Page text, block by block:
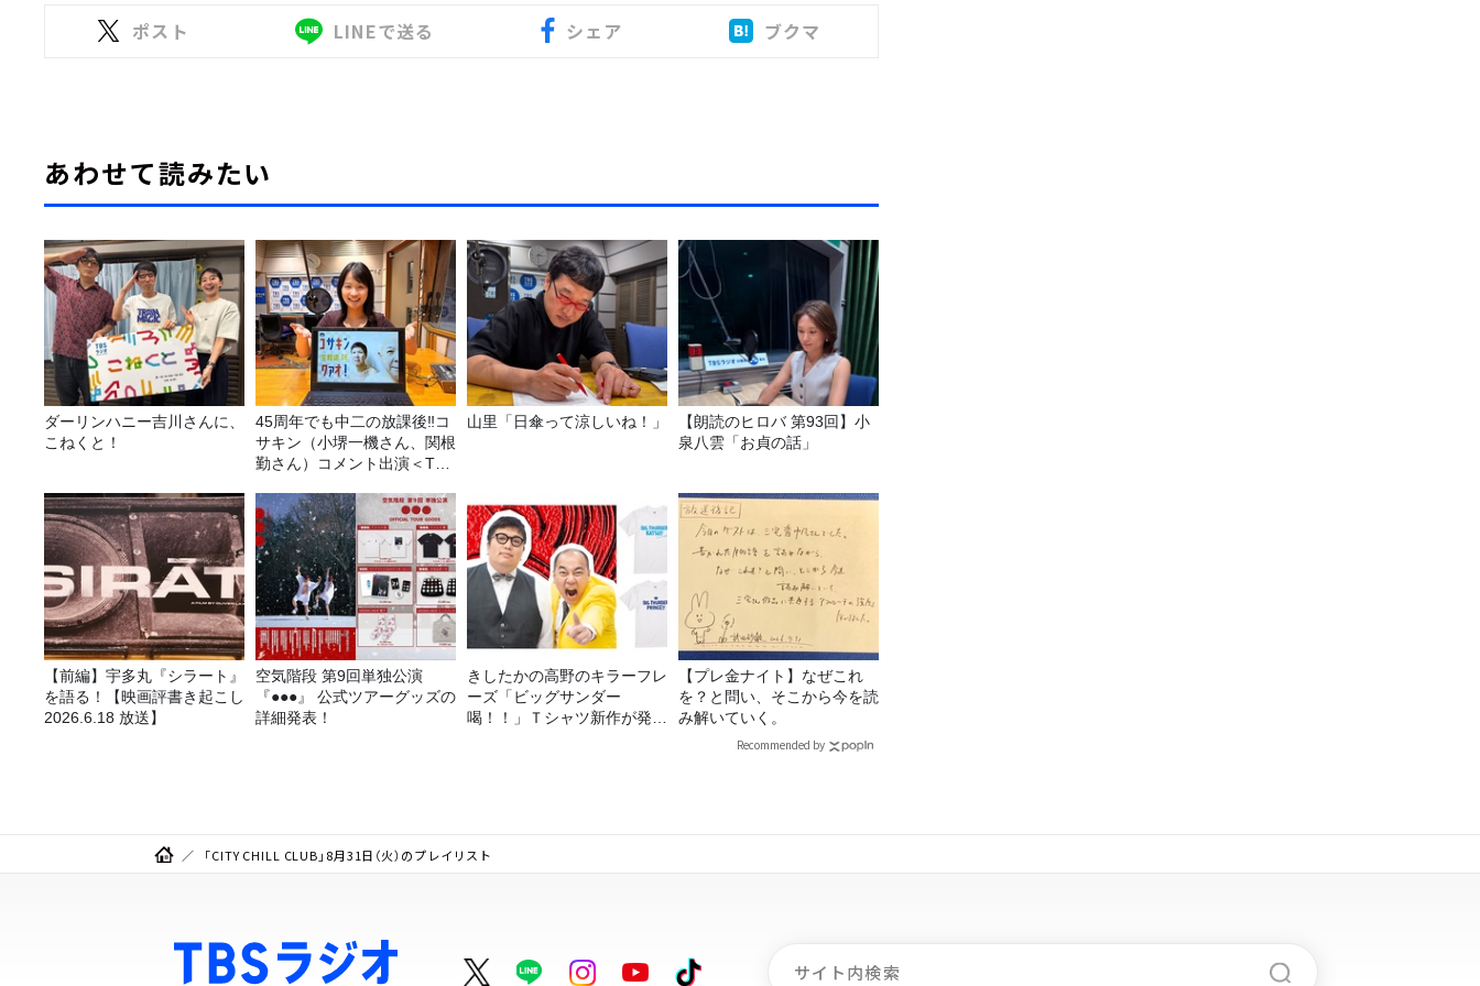
ポスト LINEで送る シェア ブクマ
あわせて読みたい
ダーリンハニー吉川さんに、
こねくと！
45周年でも中二の放課後‼コ
サキン（小堺一機さん、関根
勤さん）コメント出演＜TBS
告＞
山里「日傘って涼しいね！」
【朗読のヒロバ 第93回】小
泉八雲「お貞の話」
【前編】宇多丸『シラート』
を語る！【映画評書き起こし
2026.6.18 放送】
空気階段 第9回単独公演
『●●●』 公式ツアーグッズの
詳細発表！
きしたかの高野のキラーフレ
ーズ「ビッグサンダー
喝！！」Ｔシャツ新作が発売
【プレ金ナイト】なぜこれ
を？と問い、そこから今を読
み解いていく。
Recommended by
「CITY CHILL CLUB」8月31日（火）のプレイリスト